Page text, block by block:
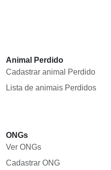
Animal Perdido
Cadastrar animal Perdido
Lista de animais Perdidos
ONGs
Ver ONGs
Cadastrar ONG